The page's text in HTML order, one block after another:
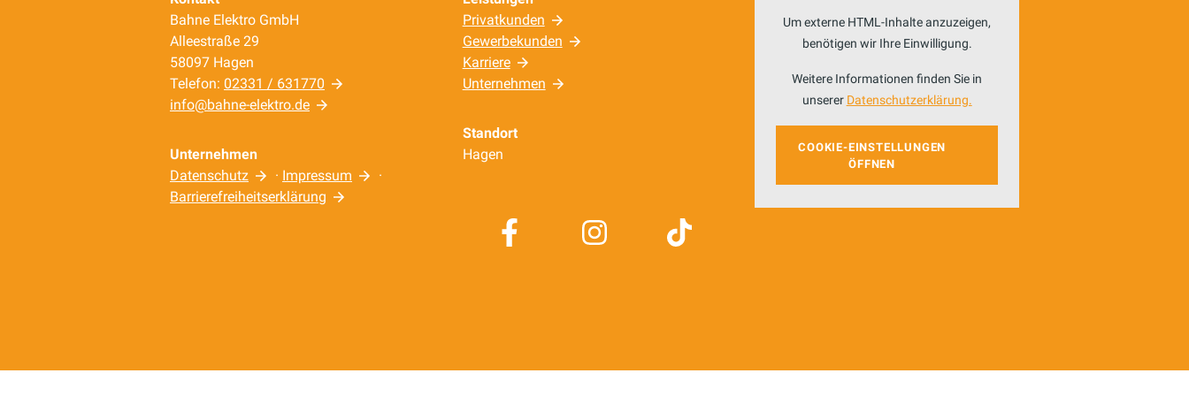
Bahne Elektro GmbH
Alleestraße 29
58097 Hagen
Telefon: 02331 / 631770
info@bahne-elektro.de
Unternehmen
Datenschutz
· Impressum
·
Barrierefreiheitserklärung
Privatkunden
Gewerbekunden
Karriere
Unternehmen
Standort
Hagen
Um externe HTML-Inhalte anzuzeigen,
benötigen wir Ihre Einwilligung.
Weitere Informationen finden Sie in
unserer Datenschutzerklärung.
COOKIE-EINSTELLUNGEN
ÖFFNEN